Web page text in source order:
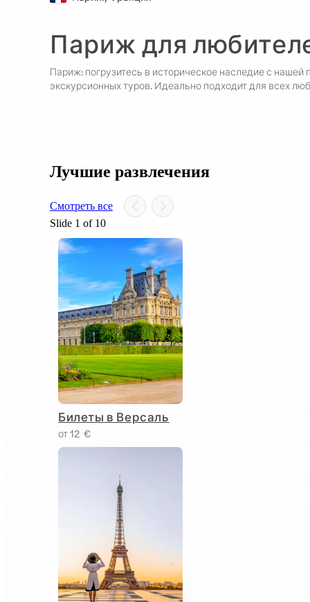
Париж для
Париж: погрузитесь в историческое наследие с нашей
экскурсионных туров. Идеально подходит для всех
Лучшие развлечения
Смотреть все
Slide 1 of 10
Билеты в Версаль
от 12 €